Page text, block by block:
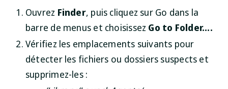
Ouvrez Finder, puis cliquez sur Go dans la
barre de menus et choisissez Go to Folder....
Vérifiez les emplacements suivants pour
détecter les fichiers ou dossiers suspects et
supprimez-les :